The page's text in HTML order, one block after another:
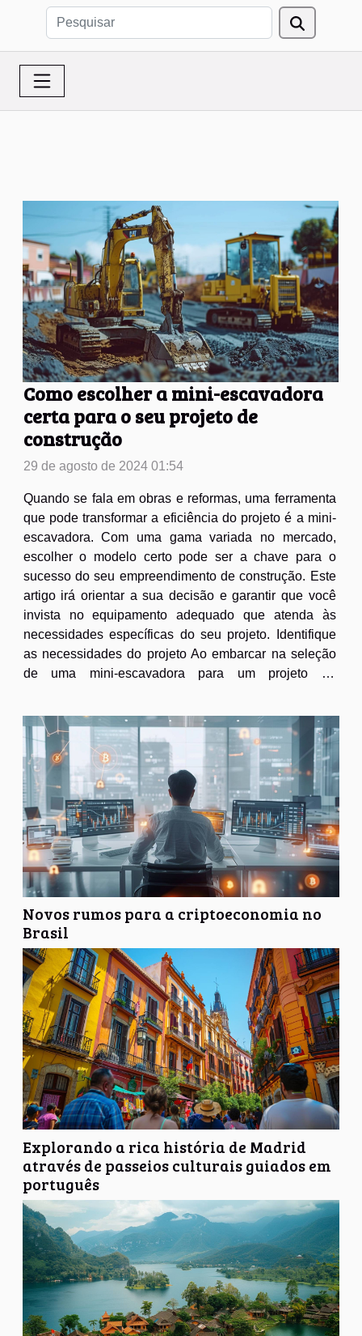
Como escolher a mini-escavadora
certa para o seu projeto de
construção
29 de agosto de 2024 01:54
Quando se fala em obras e reformas, uma ferramenta
que pode transformar a eficiência do projeto é a mini-
escavadora. Com uma gama variada no mercado,
escolher o modelo certo pode ser a chave para o
sucesso do seu empreendimento de construção. Este
artigo irá orientar a sua decisão e garantir que você
invista no equipamento adequado que atenda às
necessidades específicas do seu projeto. Identifique
as necessidades do projeto Ao embarcar na seleção
de uma mini-escavadora para um projeto de
levar em...
Novos rumos para a criptoeconomia no
Brasil
Explorando a rica história de Madrid
através de passeios culturais guiados em
português